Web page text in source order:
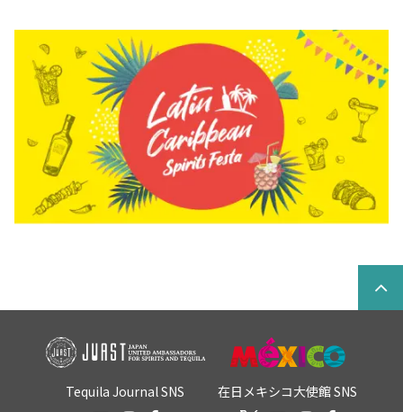
Tequila Journal SNS 在日メキシコ大使館 SNS